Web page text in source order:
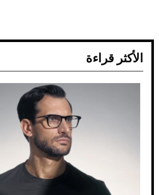
الأكثر قراءة